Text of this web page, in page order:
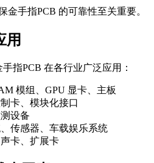
金手指PCB 的可靠性至关重要。
用
指PCB 在各行业广泛应用：
模组、GPU 显卡、主板
卡、模块化接口
设备
、传感器、车载娱乐系统
声卡、扩展卡